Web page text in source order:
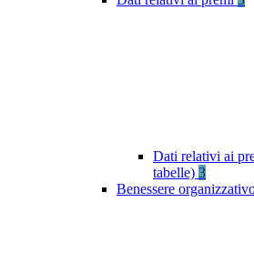
Dati relativi ai
tabelle) 3
Benessere